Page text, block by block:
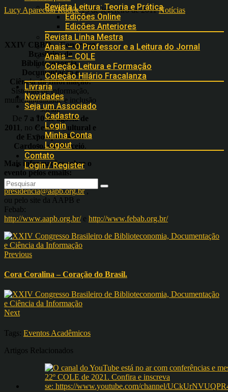
Revista Leitura: Teoria e Prática
Edições Online
Edições Anteriores
Revista Linha Mestra
Anais – O Professor e a Leitura do Jornal
Anais – COLE
Coleção Leitura e Formação
Coleção Hilário Fracalanza
Livraria
Novidades
Seja um Associado
Cadastro
Login
Minha Conta
Logout
Contato
Login / Register
Lucy Aparecida Rudék15 de fevereiro de 2011 Notícias
XXIV CBBD – Congresso
Brasileiro de
Biblioteconomia,
Documentação e
Ciência da Informação:
Sistemas de informação,
multiculturalidade e inclusão
social.
De 7 a 10 de agosto de
2011 , no Centro Cultural e
de Exposições Ruth
Cardoso, em Maceió.
Mais informações sobre o
evento pelos emails:
eliasbsilva@hotmail.com,
presidencia@aapb.org.br,
ou pelo site da AAPB e
Febab:
http://www.aapb.org.br/e http://www.febab.org.br/
Previous
Cora Coralina – Coração do Brasil.
Next
Tags: Eventos Acadêmicos
Artigos Relacionados